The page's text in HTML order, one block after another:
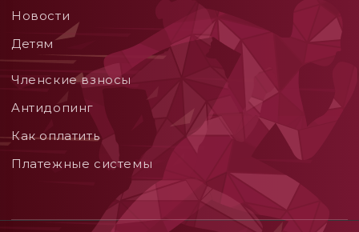
Новости
Детям
Членские взносы
Aнтидопинг
Как оплатить
Платежные системы